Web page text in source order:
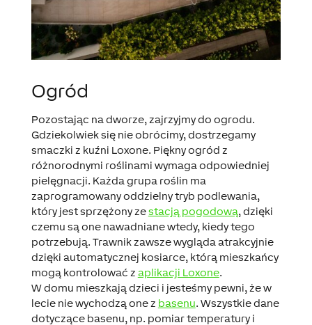
Ogród
Pozostając na dworze, zajrzyjmy do ogrodu.
Gdziekolwiek się nie obrócimy, dostrzegamy
smaczki z kuźni Loxone. Piękny ogród z
różnorodnymi roślinami wymaga odpowiedniej
pielęgnacji. Każda grupa roślin ma
zaprogramowany oddzielny tryb podlewania,
który jest sprzężony zestacją pogodową, dzięki
czemu są one nawadniane wtedy, kiedy tego
potrzebują. Trawnik zawsze wygląda atrakcyjnie
dzięki automatycznej kosiarce, którą mieszkańcy
mogą kontrolować z aplikacji Loxone.
W domu mieszkają dzieci i jesteśmy pewni, że w
lecie nie wychodzą one z basenu. Wszystkie dane
dotyczące basenu, np. pomiar temperatury i